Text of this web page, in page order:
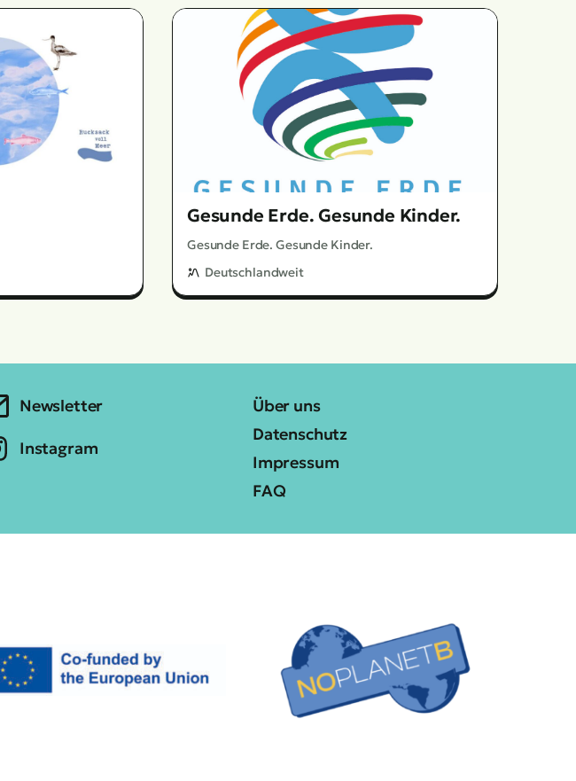
Gesunde Erde. Gesunde Kinder.
Gesunde Erde. Gesunde Kinder.
Deutschlandweit
Newsletter
Instagram
Über uns
Datenschutz
Impressum
FAQ